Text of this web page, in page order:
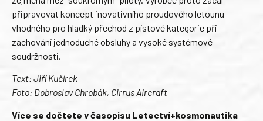
připravovat koncept inovativního proudového letounu
vhodného pro hladký přechod z pístové kategorie při
zachování jednoduché obsluhy a vysoké systémové
soudržnosti.
Text: Jiří Kučírek
Foto: Dobroslav Chrobák, Cirrus Aircraft
Více se dočtete v časopisu Letectví+kosmonautika